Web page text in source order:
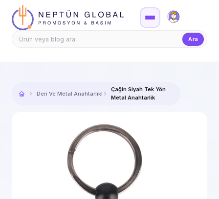
Firma Girişi
Ara
Deri Ve Metal Anahtarlıklar
Çağin Siyah Tek Yön
Metal Anahtarlik